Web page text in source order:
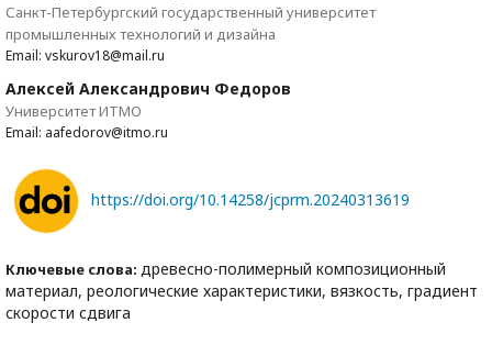
Санкт-Петербургский государственный университет
промышленных технологий и дизайна
Email: vskurov18@mail.ru
Алексей Александрович Федоров
Университет ИТМО
Email: aafedorov@itmo.ru
https://doi.org/10.14258/jcprm.20240313619
Ключевые слова: древесно-полимерный композиционный
материал, реологические характеристики, вязкость, градиент
скорости сдвига